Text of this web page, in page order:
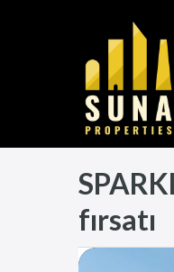
fırsatı